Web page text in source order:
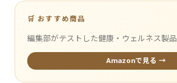
🛒 おすすめ商品
編集部がテストした健康・ウェルネス製品
Amazonで見る →